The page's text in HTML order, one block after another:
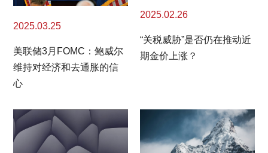
2025.03.25
美联储3月FOMC：鲍威尔
维持对经济和去通胀的信
心
2025.02.26
“关税威胁”是否仍在推动近
期金价上涨？